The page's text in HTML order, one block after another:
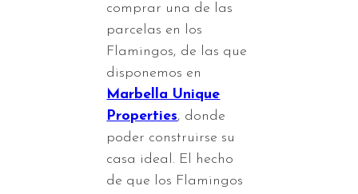
comprar una de las
parcelas en los
Flamingos, de las que
disponemos en
Marbella Unique
Properties, donde
poder construirse su
casa ideal. El hecho
de que los Flamingos